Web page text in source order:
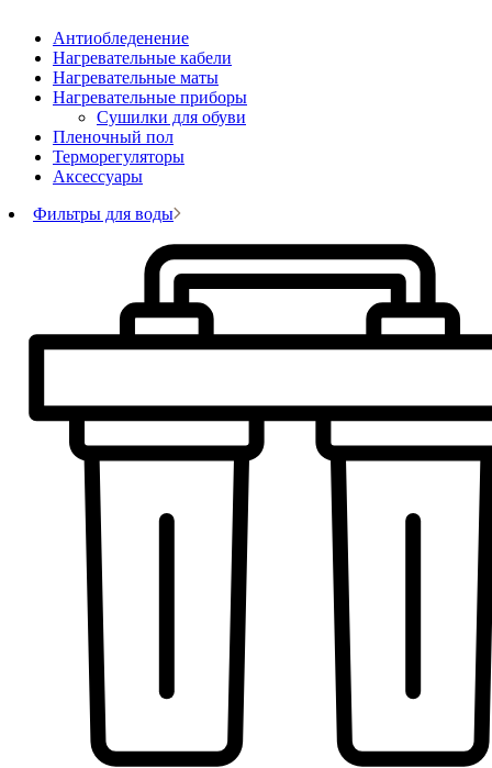
Антиобледенение
Нагревательные кабели
Нагревательные маты
Нагревательные приборы
Сушилки для обуви
Пленочный пол
Терморегуляторы
Аксессуары
Фильтры для воды